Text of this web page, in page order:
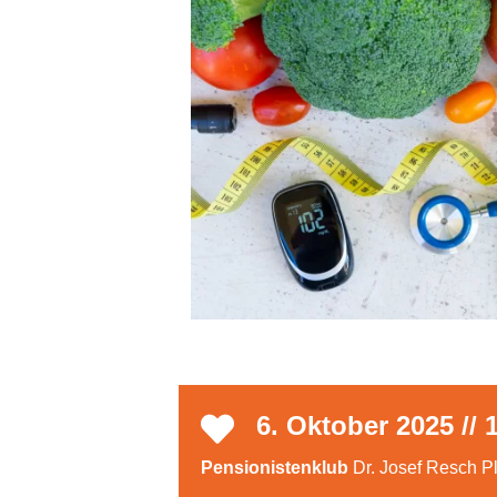
6. Oktober 2025 //
Pensionistenklub Dr. Josef Resch